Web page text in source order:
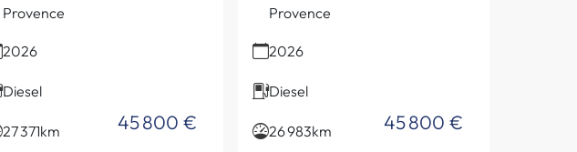
Provence
2026
Diesel
27 371km 45 800 €
Provence
2026
Diesel
26 983km 45 800 €